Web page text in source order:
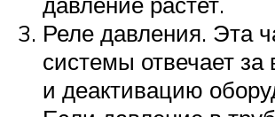
Реле давления. Эта
системы отвечает за
и деактивацию